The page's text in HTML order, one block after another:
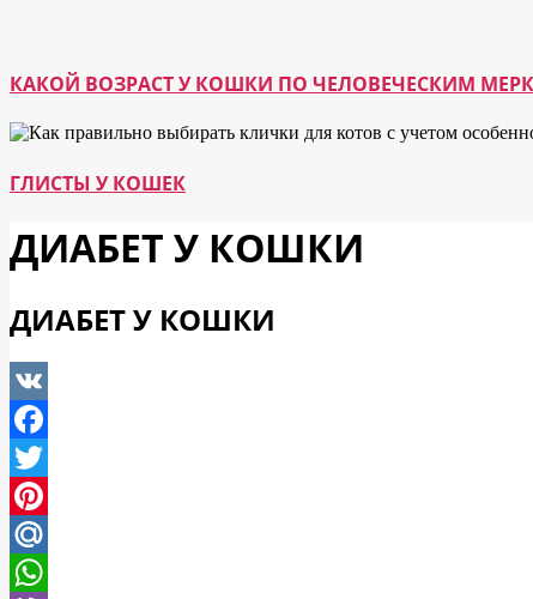
КАКОЙ ВОЗРАСТ У КОШКИ ПО ЧЕЛОВЕЧЕСКИМ
ГЛИСТЫ У КОШЕК
ДИАБЕТ У КОШКИ
ДИАБЕТ У КОШКИ
VK
Facebook
Twitter
Pinterest
Mail.Ru